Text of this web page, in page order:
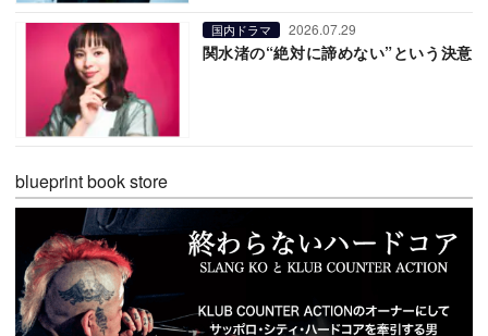
国内ドラマ 2026.07.29
関水渚の“絶対に諦めない”という決意
blueprint book store